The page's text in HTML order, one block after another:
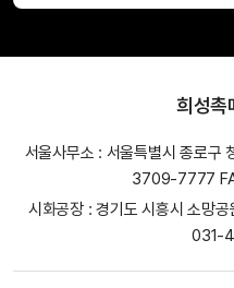
희성촉
서울사무소 : 서울특별시 종로구
3709-7777
시화공장 : 경기도 시흥시 소망
031-